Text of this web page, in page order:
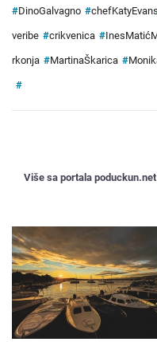
#DinoGalvagno #chefKatyEvans
veribe #crikvenica #
rkonja #MartinaŠkarica #
#
Više sa portala